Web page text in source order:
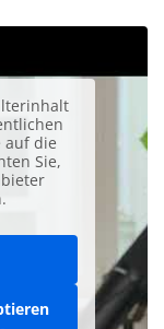
auf die
Sie,